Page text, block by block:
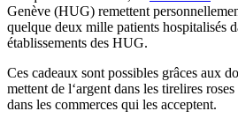
Genève (HUG) remettent
quelque deux mille patients hospitalisés
établissements des HUG.
Ces cadeaux sont possibles grâces aux
mettent de l‘argent dans les tirelires
dans les commerces qui les acceptent.